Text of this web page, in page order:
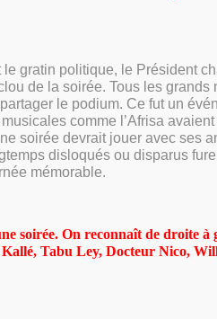
gratin politique, le Président
de la soirée. Tous les grands
le podium. Ce fut un
comme l’Afrisa
soirée devrait jouer avec ses
disloqués ou disparus
mémorable.
soirée. On reconnaît de droite à
Tabu Ley, Docteur Nico,